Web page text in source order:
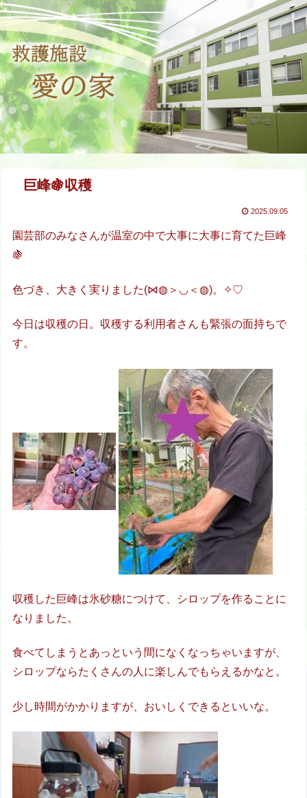
巨峰🍇収穫
2025.09.05
園芸部のみなさんが温室の中で大事に大事に育てた巨峰
🍇
色づき、大きく実りました(⋈◍＞◡＜◍)。✧♡
今日は収穫の日。収穫する利用者さんも緊張の面持ちで
す。
収穫した巨峰は氷砂糖につけて、シロップを作ることに
なりました。
食べてしまうとあっという間になくなっちゃいますが、
シロップならたくさんの人に楽しんでもらえるかなと。
少し時間がかかりますが、おいしくできるといいな。